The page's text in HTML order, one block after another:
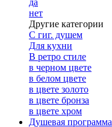
да
нет
Другие категории
С гиг. душем
Для кухни
В ретро стиле
в черном цвете
в белом цвете
в цвете золото
в цвете бронза
в цвете хром
Душевая программа